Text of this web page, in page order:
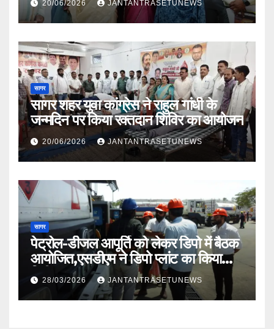
20/06/2026 JANTANTRASETUNEWS
सागर
सागर शहर युवा कांग्रेस ने राहुल गांधी के
जन्मदिन पर किया रक्तदान शिविर का आयोजन
20/06/2026 JANTANTRASETUNEWS
सागर
पेट्रोल-डीजल आपूर्ति को लेकर डिपो में बैठक
आयोजित,एसडीएम ने डिपो प्लांट का किया
निरीक्षण
28/03/2026 JANTANTRASETUNEWS